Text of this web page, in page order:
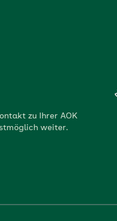
zu Ihrer AOK
weiter.